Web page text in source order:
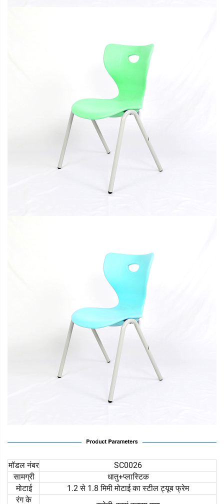
मॉडल नंबर
SC0026
सामग्री
धातु+प्लास्टिक
मोटाई
1.2 से 1.8 मिमी मोटाई का स्टील ट्यूब फ्रेम
रंग के